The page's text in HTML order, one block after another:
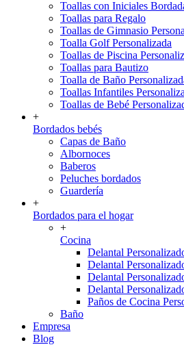
Toallas con Iniciales
Toallas para Regalo
Toallas de Gimnasio
Toalla Golf Personalizada
Toallas de Piscina
Toallas para Bautizo
Toalla de Baño
Toallas Infantiles
Toallas de Bebé
+
Bordados bebés
Capas de Baño
Albornoces
Baberos
Peluches bordados
Guardería
+
Bordados para el hogar
+
Cocina
Delantal
Delantal
Delantal
Delantal
Paños de Cocina
Baño
Empresa
Blog